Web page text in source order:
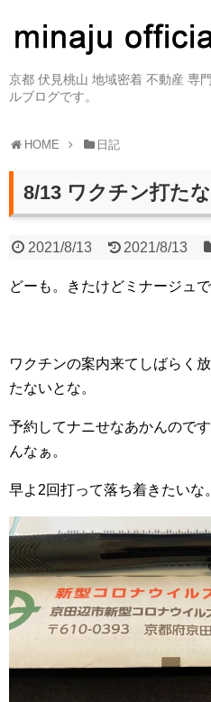
京都 伏見桃山 地域密着 不動産 専
ルブログです。
HOME 日記
8/13 ワクチン打たな
2021/8/13 2021/8/13
どーも。きたけどミナージュで
ワクチンの案内来てしばらく
たないとな。
予約してナニせなあかんので
んなぁ。
早よ2回打って落ち着きたいな。